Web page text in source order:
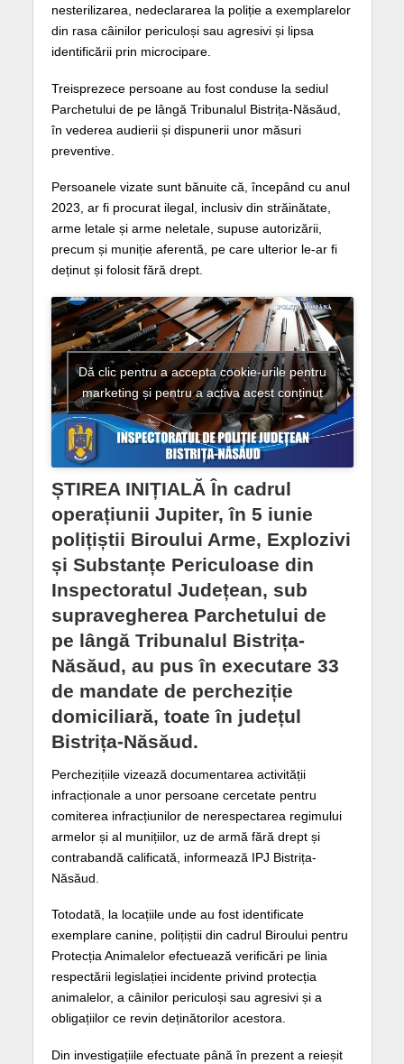
nesterilizarea, nedeclararea la poliție a exemplarelor
din rasa câinilor periculoși sau agresivi și lipsa
identificării prin microcipare.
Treisprezece persoane au fost conduse la sediul
Parchetului de pe lângă Tribunalul Bistrița-Năsăud,
în vederea audierii și dispunerii unor măsuri
preventive.
Persoanele vizate sunt bănuite că, începând cu anul
2023, ar fi procurat ilegal, inclusiv din străinătate,
arme letale și arme neletale, supuse autorizării,
precum și muniție aferentă, pe care ulterior le-ar fi
deținut și folosit fără drept.
Dă clic pentru a accepta cookie-urile pentru
marketing și pentru a activa acest conținut
ȘTIREA INIȚIALĂ În cadrul
operațiunii Jupiter, în 5 iunie
polițiștii Biroului Arme, Explozivi
și Substanțe Periculoase din
Inspectoratul Județean, sub
supravegherea Parchetului de
pe lângă Tribunalul Bistrița-
Năsăud, au pus în executare 33
de mandate de percheziție
domiciliară, toate în județul
Bistrița-Năsăud.
Perchezițiile vizează documentarea activității
infracționale a unor persoane cercetate pentru
comiterea infracțiunilor de nerespectarea regimului
armelor și al munițiilor, uz de armă fără drept și
contrabandă calificată, informează IPJ Bistrița-
Năsăud.
Totodată, la locațiile unde au fost identificate
exemplare canine, polițiștii din cadrul Biroului pentru
Protecția Animalelor efectuează verificări pe linia
respectării legislației incidente privind protecția
animalelor, a câinilor periculoși sau agresivi și a
obligațiilor ce revin deținătorilor acestora.
Din investigațiile efectuate până în prezent a reieșit